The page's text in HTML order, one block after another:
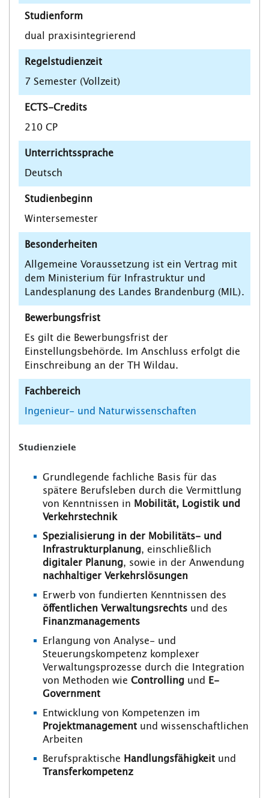
Studienform
dual praxisintegrierend
Regelstudienzeit
7 Semester (Vollzeit)
ECTS-Credits
210 CP
Unterrichtssprache
Deutsch
Studienbeginn
Wintersemester
Besonderheiten
Allgemeine Voraussetzung ist ein Vertrag mit
dem Ministerium für Infrastruktur und
Landesplanung des Landes Brandenburg (MIL).
Bewerbungsfrist
Es gilt die Bewerbungsfrist der
Einstellungsbehörde. Im Anschluss erfolgt die
Einschreibung an der TH Wildau.
Fachbereich
Ingenieur- und Naturwissenschaften
Studienziele
Grundlegende fachliche Basis für das
spätere Berufsleben durch die Vermittlung
von Kenntnissen in Mobilität, Logistik und
Verkehrstechnik
Spezialisierung in der Mobilitäts- und
Infrastrukturplanung, einschließlich
digitaler Planung, sowie in der Anwendung
nachhaltiger Verkehrslösungen
Erwerb von fundierten Kenntnissen des
öffentlichen Verwaltungsrechts und des
Finanzmanagements
Erlangung von Analyse- und
Steuerungskompetenz komplexer
Verwaltungsprozesse durch die Integration
von Methoden wie Controlling und
E-
Government
Entwicklung von Kompetenzen im
Projektmanagement und wissenschaftlichen
Arbeiten
Berufspraktische Handlungsfähigkeit und
Transferkompetenz